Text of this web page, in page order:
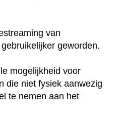
van
geworden.
mogelijkheid voor
die niet fysiek aanwezig
te nemen aan het